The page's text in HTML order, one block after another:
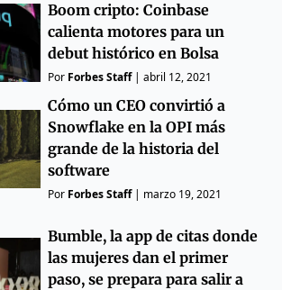
Boom cripto: Coinbase
calienta motores para un
debut histórico en Bolsa
Por Forbes Staff|abril 12, 2021
Cómo un CEO convirtió a
Snowflake en la OPI más
grande de la historia del
software
Por Forbes Staff| marzo 19, 2021
Bumble, la app de citas donde
las mujeres dan el primer
paso, se prepara para salir a